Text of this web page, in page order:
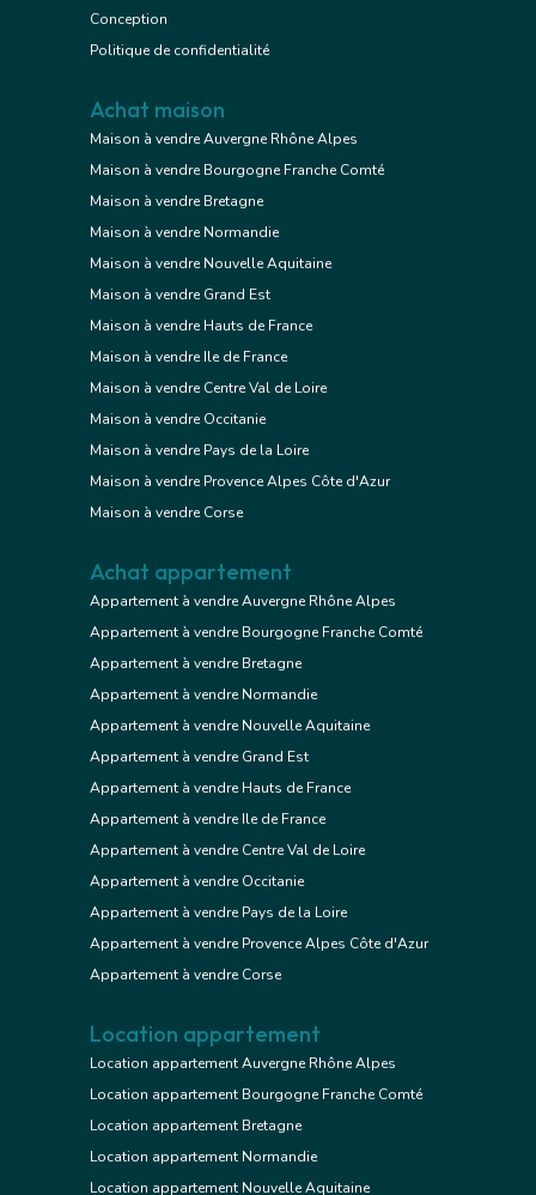
Conception
Politique de confidentialité
Achat maison
Maison à vendre Auvergne Rhône Alpes
Maison à vendre Bourgogne Franche Comté
Maison à vendre Bretagne
Maison à vendre Normandie
Maison à vendre Nouvelle Aquitaine
Maison à vendre Grand Est
Maison à vendre Hauts de France
Maison à vendre Ile de France
Maison à vendre Centre Val de Loire
Maison à vendre Occitanie
Maison à vendre Pays de la Loire
Maison à vendre Provence Alpes Côte d'Azur
Maison à vendre Corse
Achat appartement
Appartement à vendre Auvergne Rhône Alpes
Appartement à vendre Bourgogne Franche Comté
Appartement à vendre Bretagne
Appartement à vendre Normandie
Appartement à vendre Nouvelle Aquitaine
Appartement à vendre Grand Est
Appartement à vendre Hauts de France
Appartement à vendre Ile de France
Appartement à vendre Centre Val de Loire
Appartement à vendre Occitanie
Appartement à vendre Pays de la Loire
Appartement à vendre Provence Alpes Côte d'Azur
Appartement à vendre Corse
Location appartement
Location appartement Auvergne Rhône Alpes
Location appartement Bourgogne Franche Comté
Location appartement Bretagne
Location appartement Normandie
Location appartement Nouvelle Aquitaine